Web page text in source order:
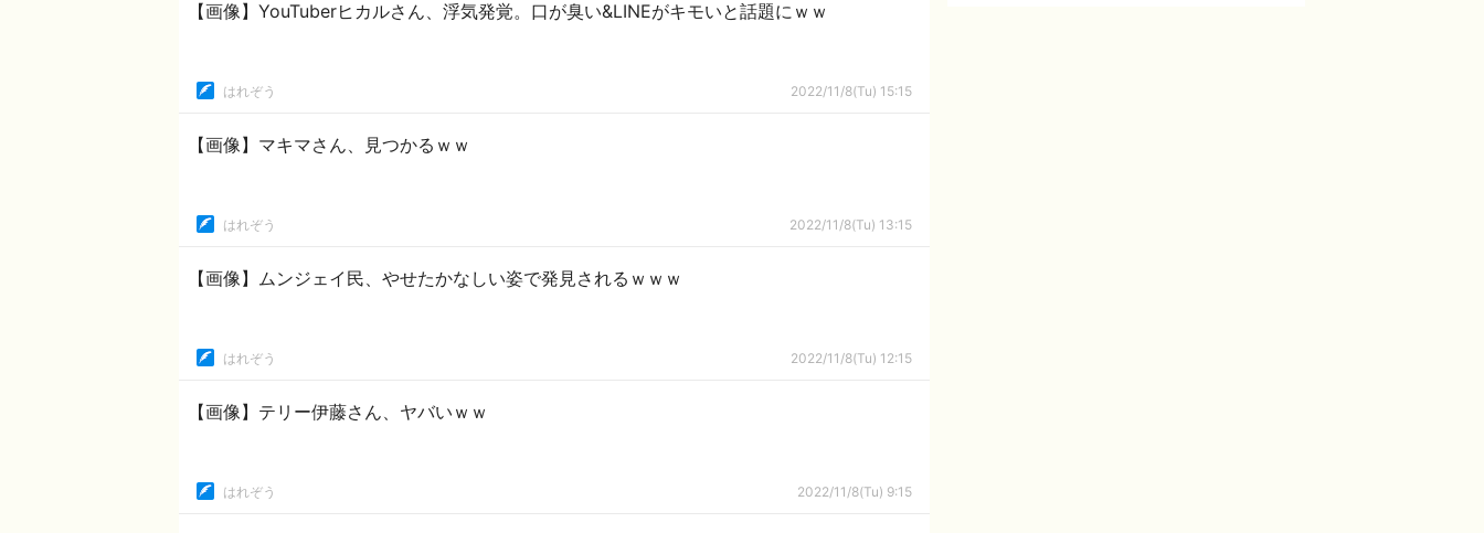
【画像】YouTuberヒカルさん、浮気発覚。口が臭い&LINEがキモいと話題にｗｗ
はれぞう 2022/11/8(Tu) 15:15
【画像】マキマさん、見つかるｗｗ
はれぞう 2022/11/8(Tu) 13:15
【画像】ムンジェイ民、やせたかなしい姿で発見されるｗｗｗ
はれぞう 2022/11/8(Tu) 12:15
【画像】テリー伊藤さん、ヤバいｗｗ
はれぞう 2022/11/8(Tu) 9:15